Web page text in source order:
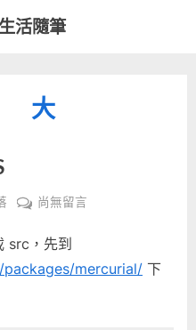
活隨筆
重
型
小。
大
字
大
在
GO
in
尚無留言
src，先到
mercurial/ 下